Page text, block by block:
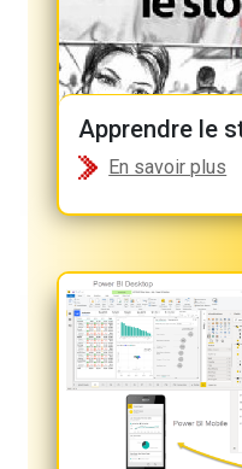
Apprendre le
En savoir plus